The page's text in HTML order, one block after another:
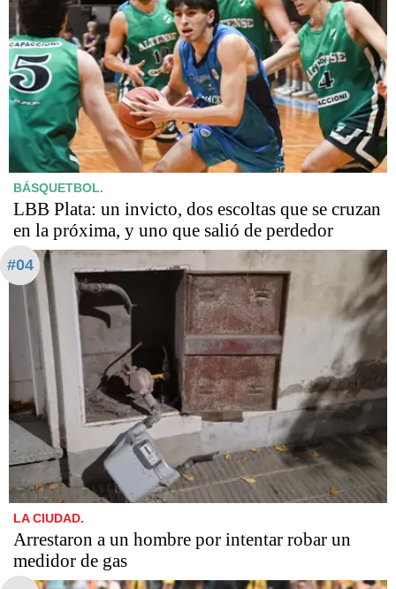
BÁSQUETBOL.
LBB Plata: un invicto, dos escoltas que se cruzan
en la próxima, y uno que salió de perdedor
#04
LA CIUDAD.
Arrestaron a un hombre por intentar robar un
medidor de gas